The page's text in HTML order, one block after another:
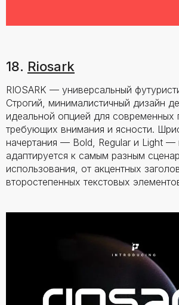
18. Riosark
RIOSARK — универсальный
Строгий, минималистичный дизайн
идеальной опцией для современных
требующих внимания и ясности.
начертания — Bold, Regular и Light —
адаптируется к самым разным
использования, от акцентных
второстепенных текстовых